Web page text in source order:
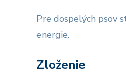
Pre dospelých psov
energie.
Zloženie